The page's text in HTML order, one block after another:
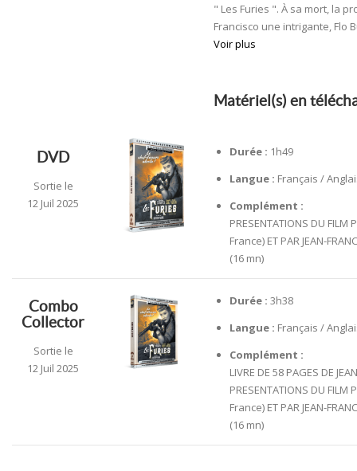
" Les Furies ". À sa mort, la
Francisco une intrigante, Flo
Voir plus
Matériel(s) en
DVD
Sortie le
12 Juil 2025
Durée : 1h49
Langue : Français /
Complément :
PRESENTATIONS DU
France) ET PAR JEAN-
(16 mn)
Combo
Collector
Sortie le
12 Juil 2025
Durée : 3h38
Langue : Français /
Complément :
LIVRE DE 58 PAGES DE
PRESENTATIONS DU
France) ET PAR JEAN-
(16 mn)